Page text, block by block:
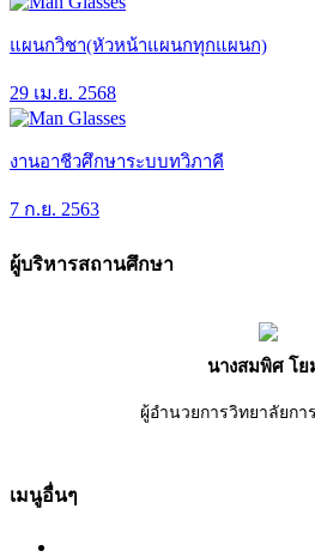
แผนกวิชา(หัวหน้าแผนกทุกแผนก)
29 เม.ย. 2568
งานอาชีวศึกษาระบบทวิภาคี
7 ก.ย. 2563
ผู้บริหารสถานศึกษา
นางสมพิศ โย
ผู้อำนวยการวิทยาลัยกา
เมนูอื่นๆ